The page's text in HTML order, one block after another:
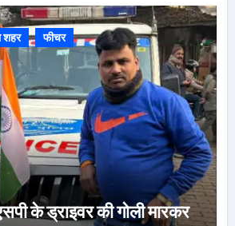
शहर फीचर
के ड्राइवर की गोली मारकर